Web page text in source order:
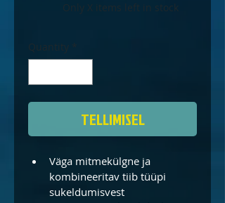
Only X items left in stock
Quantity *
TELLIMISEL
Väga mitmekülgne ja
kombineeritav tiib tüüpi
sukeldumisvest